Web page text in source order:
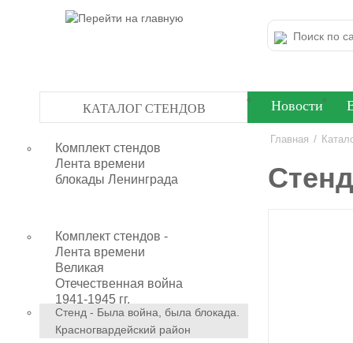
КАТАЛОГ СТЕНДОВ
Комплект стендов
Лента времени
блокады Ленинграда
Комплект стендов -
Лента времени
Великая
Отечественная война
1941-1945 гг.
Стенд - Была война, была блокада.
Красногвардейский район
Новости
Главная /